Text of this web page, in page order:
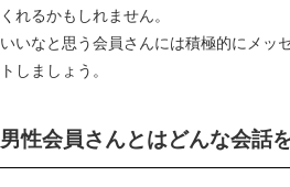
くれるかもしれません。
いいなと思う会員さんには積極的にメッ
トしましょう。
男性会員さんとはどんな会話